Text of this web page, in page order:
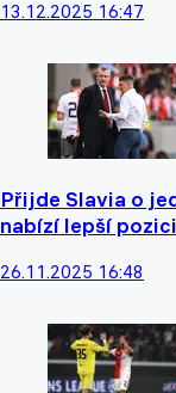
13.12.2025 16:47
Přijde Slavia o
nabízí lepší
26.11.2025 16:48